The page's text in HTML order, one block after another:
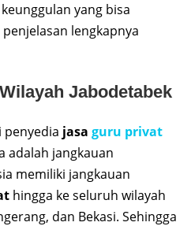
yang bisa
lengkapnya
Jabodetabek
penyedia jasa guru privat
adalah jangkauan
memiliki jangkauan
hingga ke seluruh wilayah
dan Bekasi. Sehingga